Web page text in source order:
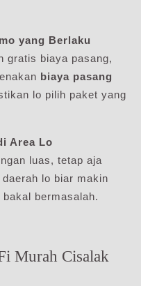
yang Berlaku
gratis biaya pasang,
biaya pasang
lo pilih paket yang
Area Lo
luas, tetap aja
lo biar makin
bermasalah.
Murah Cisalak